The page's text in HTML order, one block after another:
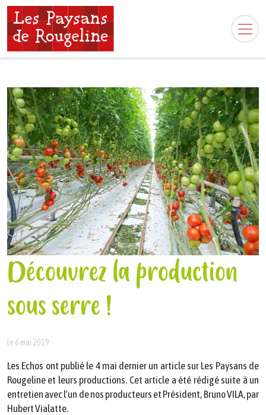
Découvrez la production
sous serre !
le 6 mai 2019
Les Echos ont publié le 4 mai dernier un article sur Les Paysans de
Rougeline et leurs productions. Cet article a été rédigé suite à un
entretien avec l'un de nos producteurs et Président, Bruno VILA, par
Hubert Vialatte.